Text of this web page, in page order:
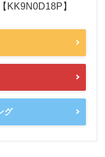
KK9N0D18P】
グ